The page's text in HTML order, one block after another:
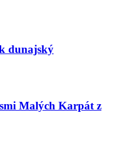
dunajský
Malých Karpát z